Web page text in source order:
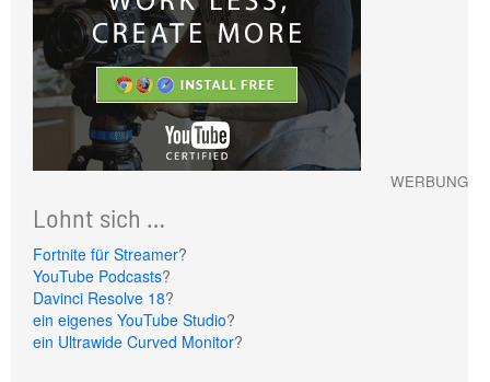
WERBUNG
Lohnt sich …
Fortnite für Streamer?
YouTube Podcasts?
Davinci Resolve 18?
ein eigenes YouTube Studio?
ein Ultrawide Curved Monitor?